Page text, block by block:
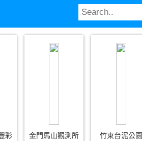
彩 金門馬山觀測所 竹東台泥公園